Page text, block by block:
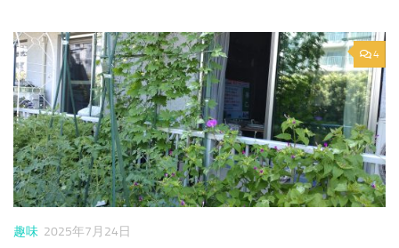
4
趣味 2025年7月24日